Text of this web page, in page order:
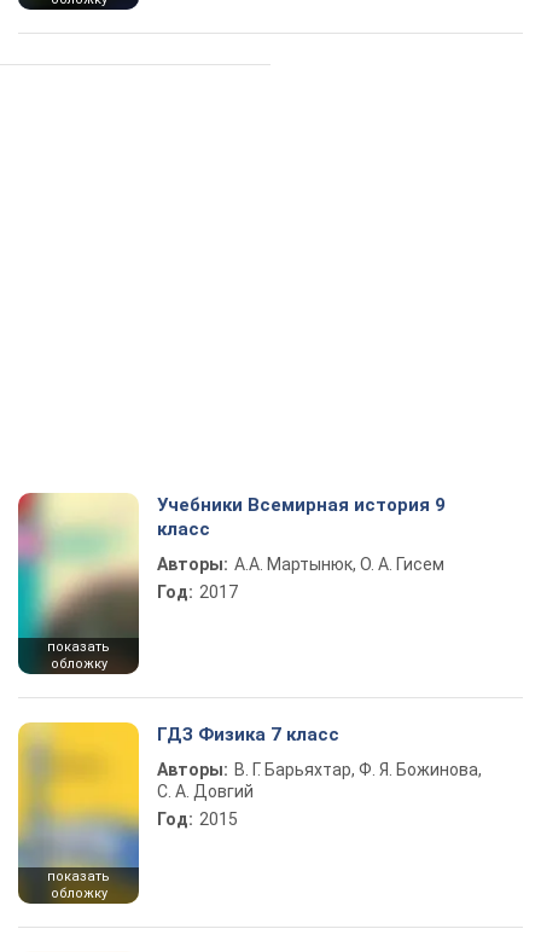
показать
обложку
Учебники Всемирная история 9
класс
Авторы: А.А. Мартынюк, О. А. Гисем
Год: 2017
показать
обложку
ГДЗ Физика 7 класс
Авторы: В. Г. Барьяхтар, Ф. Я. Божинова,
С. А. Довгий
Год: 2015